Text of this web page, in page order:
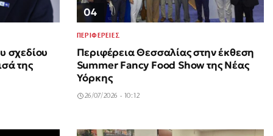
σχεδίου
της
04
ΠΕΡΙΦΕΡΕΙΕΣ
Περιφέρεια Θεσσαλίας στην έκθεση
Summer Fancy Food Show της Νέας
Υόρκης
26/07/2026 - 10:12